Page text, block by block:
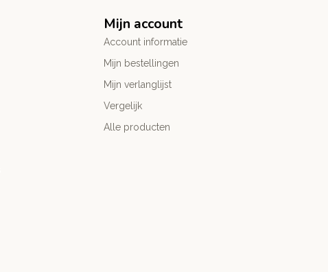
Mijn account
Account informatie
Mijn bestellingen
Mijn verlanglijst
Vergelijk
Alle producten